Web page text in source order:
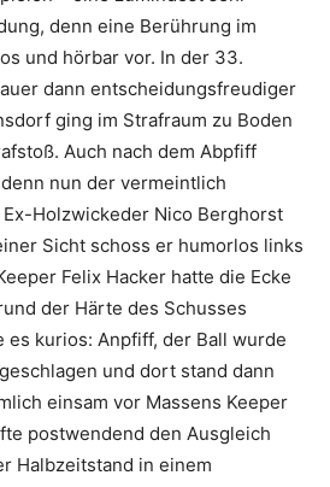
denn eine Berührung im
und hörbar vor. In der 33.
dann entscheidungsfreudiger
ging im Strafraum zu Boden
Auch nach dem Abpfiff
nun der vermeintlich
Ex-Holzwickeder Nico Berghorst
Sicht schoss er humorlos links
Felix Hacker hatte die Ecke
der Härte des Schusses
es kurios: Anpfiff, der Ball wurde
und dort stand dann
einsam vor Massens Keeper
postwendend den Ausgleich
Halbzeitstand in einem